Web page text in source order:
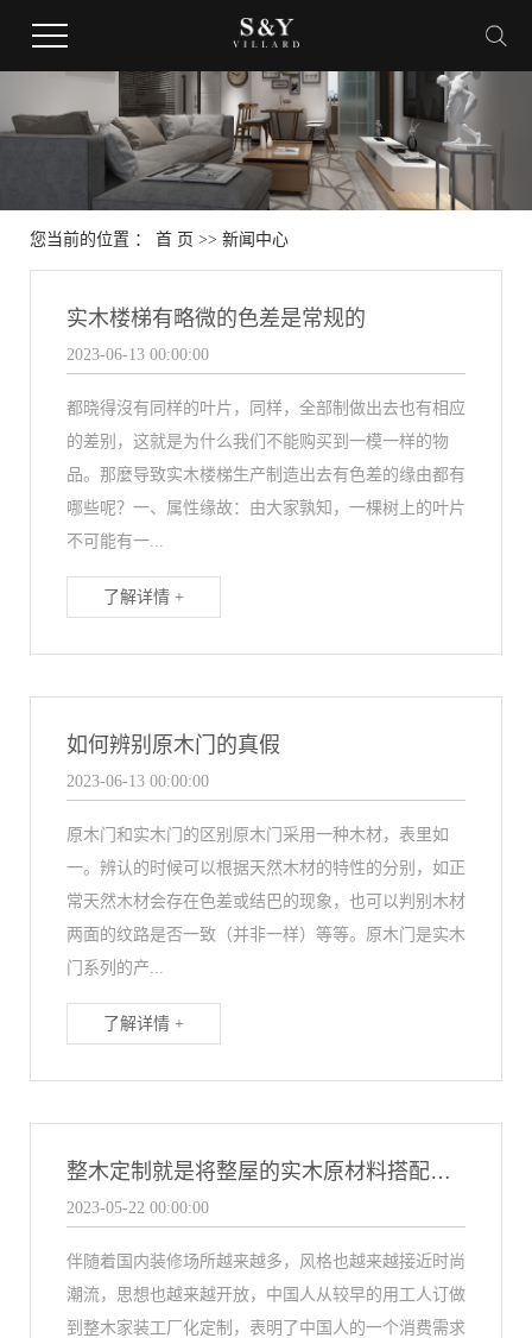
您当前的位置 ： 首 页 >> 新闻中心
实木楼梯有略微的色差是常规的
2023-06-13 00:00:00
都晓得沒有同样的叶片，同样，全部制做出去也有相应
的差别，这就是为什么我们不能购买到一模一样的物
品。那麼导致实木楼梯生产制造出去有色差的缘由都有
哪些呢？一、属性缘故：由大家孰知，一棵树上的叶片
不可能有一...
了解详情 +
如何辨别原木门的真假
2023-06-13 00:00:00
原木门和实木门的区别原木门采用一种木材，表里如
一。辨认的时候可以根据天然木材的特性的分别，如正
常天然木材会存在色差或结巴的现象，也可以判别木材
两面的纹路是否一致（并非一样）等等。原木门是实木
门系列的产...
了解详情 +
整木定制就是将整屋的实木原材料搭配在一起
2023-05-22 00:00:00
伴随着国内装修场所越来越多，风格也越来越接近时尚
潮流，思想也越来越开放，中国人从较早的用工人订做
到整木家装工厂化定制，表明了中国人的一个消费需求